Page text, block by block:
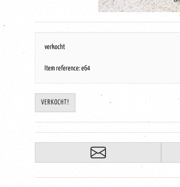
verkocht
Item reference: e64
VERKOCHT!